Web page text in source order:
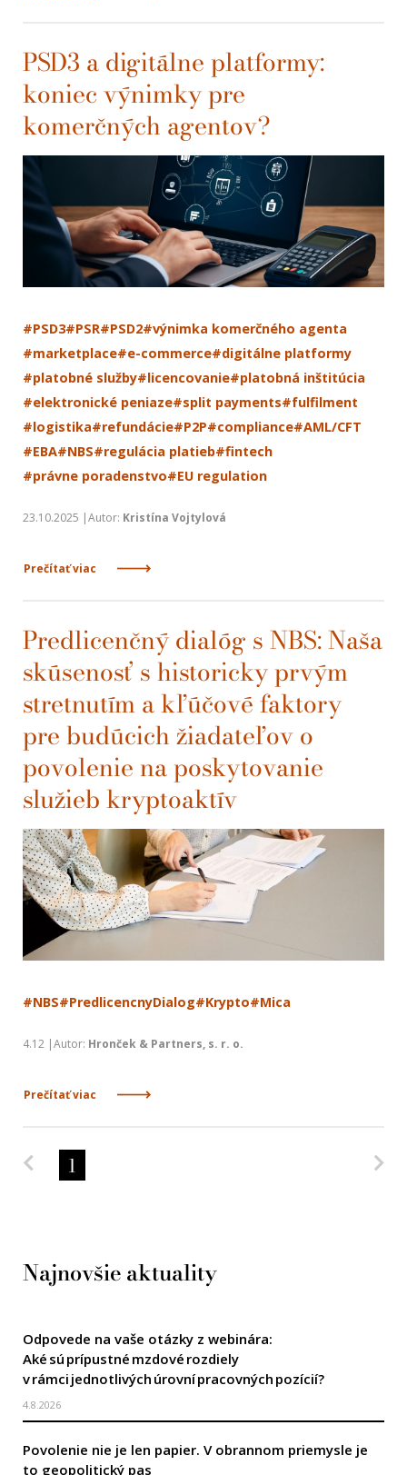
PSD3 a digitálne platformy:
koniec výnimky pre
komerčných agentov?
#PSD3#PSR#PSD2#výnimka komerčného agenta
#marketplace#e-commerce#digitálne platformy
#platobné služby#licencovanie#platobná inštitúcia
#elektronické peniaze#split payments#fulfilment
#logistika#refundácie#P2P#compliance#AML/CFT
#EBA#NBS#regulácia platieb#fintech
#právne poradenstvo#EU regulation
23.10.2025 |Autor: Kristína Vojtylová
Prečítať viac
Predlicenčný dialóg s NBS: Naša
skúsenosť s historicky prvým
stretnutím a kľúčové faktory
pre budúcich žiadateľov o
povolenie na poskytovanie
služieb kryptoaktív
#NBS#PredlicencnyDialog#Krypto#Mica
4.12 |Autor: Hronček & Partners, s. r. o.
Prečítať viac
Predchádzajúca strana
1
Najnovšie aktuality
Odpovede na vaše otázky z webinára:
Aké sú prípustné mzdové rozdiely
v rámci jednotlivých úrovní pracovných pozícií?
4.8.2026
Povolenie nie je len papier. V obrannom priemysle je
to geopolitický pas